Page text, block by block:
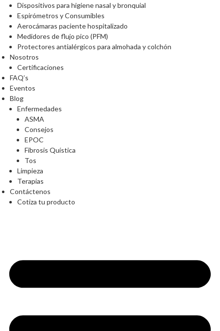
Dispositivos para higiene nasal y bronquial
Espirómetros y Consumibles
Aerocámaras paciente hospitalizado
Medidores de flujo pico (PFM)
Protectores antialérgicos para almohada y colchón
Nosotros
Certificaciones
FAQ’s
Eventos
Blog
Enfermedades
ASMA
Consejos
EPOC
Fibrosis Quística
Tos
Limpieza
Terapias
Contáctenos
Cotiza tu producto